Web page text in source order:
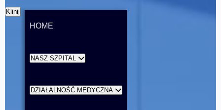
Klinij
HOME
NASZ SZPITAL
DZIAŁALNOŚĆ MEDYCZNA